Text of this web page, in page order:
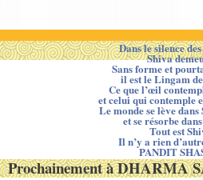
Dans le silence
Shiva
Sans forme et
il est le Lingam
Ce que l’œil
et celui qui contemple
Le monde se lève dans
et se résorbe
Tout est
Il n’y a rien
PANDIT
Prochainement à DHARMA